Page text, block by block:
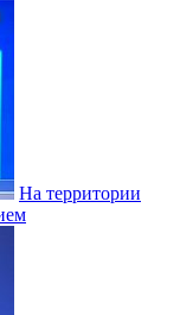
На территории